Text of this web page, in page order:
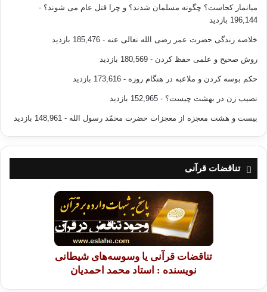
میانمار کجاست؟ چگونه مسلمان شدند؟ و چرا قتل عام می شوند؟ -
196,144 بازدید
خلاصه زندگی حضرت عمر رضی الله تعالی عنه - 185,476 بازدید
روش صحیح و علمی حفظ کردن - 180,569 بازدید
حکم بوسه کردن و ملاعبه در هنگام روزه - 173,616 بازدید
نصیب زن در بهشت چیست؟ - 152,965 بازدید
بیست و هشت معجزه از معجزات حضرت محمّد رسول الله - 148,961 بازدید
تناقضات قرآنی
تناقضات قرآنی یا وسوسه‌های شیطانی
نویسنده : استاد محمد احمدیان